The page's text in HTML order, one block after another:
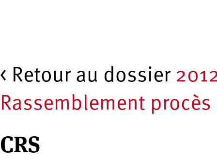
< Retour au dossier
Rassemblement
CRS